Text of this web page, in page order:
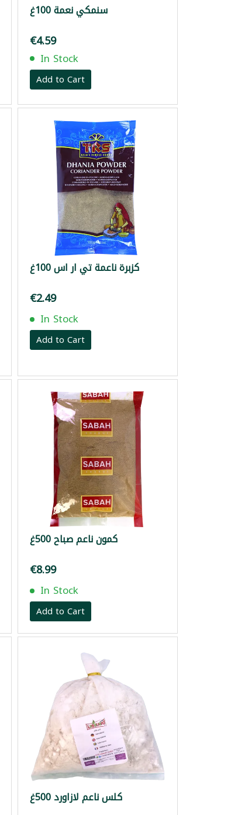
سنمكي نعمة 100غ
€4.59
In Stock
Add to Cart
كزبرة ناعمة تي ار اس 100غ
€2.49
In Stock
Add to Cart
كمون ناعم صباح 500غ
€8.99
In Stock
Add to Cart
كلس ناعم لازاورد 500غ